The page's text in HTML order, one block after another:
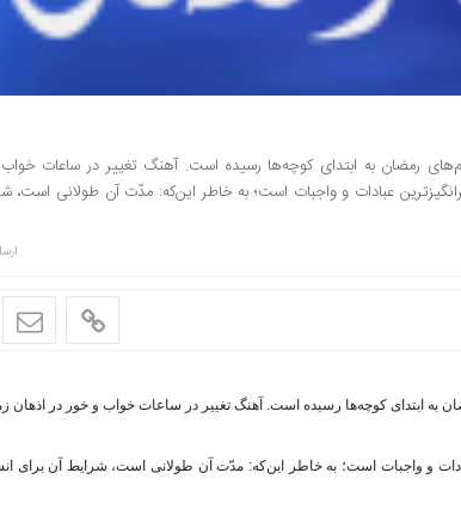
رمضان به ابتدای کوچه‌ها رسیده است. آهنگ تغییر در ساعات خواب
عبادات و واجبات است؛ به خاطر این‌که: مدّت آن طولانی است،
ابتدای کوچه‌ها رسیده است. آهنگ تغییر در ساعات خواب و خور در اذهان
و واجبات است؛ به خاطر این‌که: مدّت آن طولانی است، شرایط آن برای